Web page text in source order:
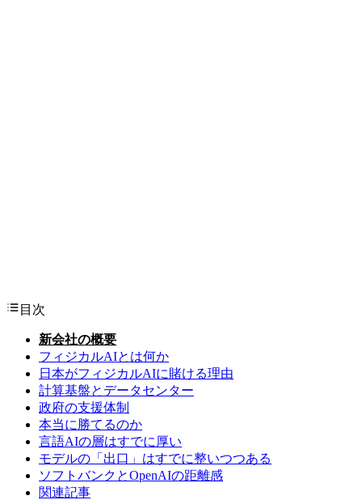
目次
新会社の概要
フィジカルAIとは何か
日本がフィジカルAIに賭ける理由
計算基盤とデータセンター
政府の支援体制
本当に勝てるのか
言語AIの層はすでに厚い
モデルの「出口」はすでに整いつつある
ソフトバンクとOpenAIの距離感
関連記事